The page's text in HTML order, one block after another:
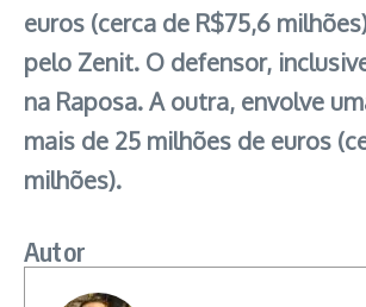
euros (cerca de R$75,6
pelo Zenit. O defensor,
na Raposa. A outra, envolve
mais de 25 milhões de euros
milhões).
Autor